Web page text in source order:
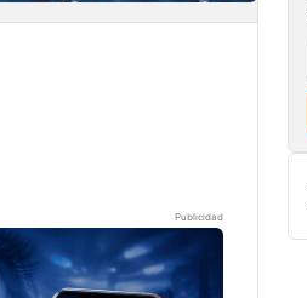
Publicidad